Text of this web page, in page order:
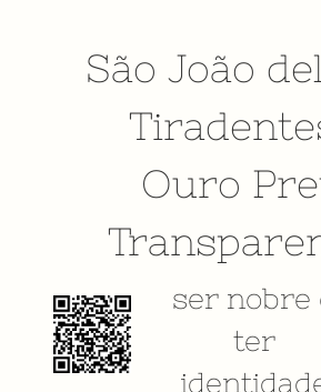
São João
Ouro
ser nobre
ter